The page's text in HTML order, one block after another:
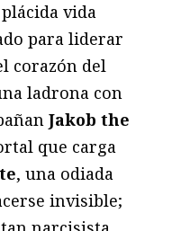
vida
para liderar
corazón del
ladrona con
Jakob the
que carga
, una odiada
invisible;